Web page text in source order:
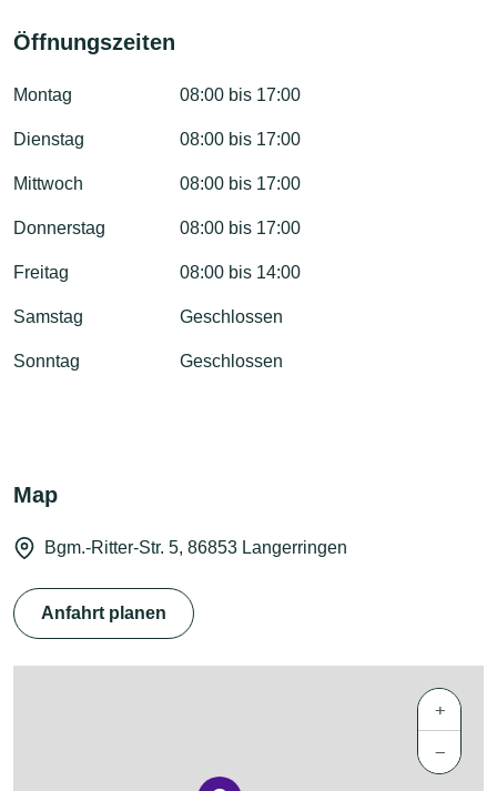
Öffnungszeiten
Montag 08:00 bis 17:00
Dienstag 08:00 bis 17:00
Mittwoch 08:00 bis 17:00
Donnerstag 08:00 bis 17:00
Freitag 08:00 bis 14:00
Samstag Geschlossen
Sonntag Geschlossen
Map
Bgm.-Ritter-Str. 5, 86853 Langerringen
Anfahrt planen
+
−